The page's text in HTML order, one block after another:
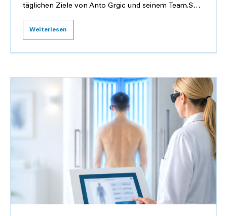
täglichen Ziele von Anto Grgic und seinem Team.Seit
Weiterlesen